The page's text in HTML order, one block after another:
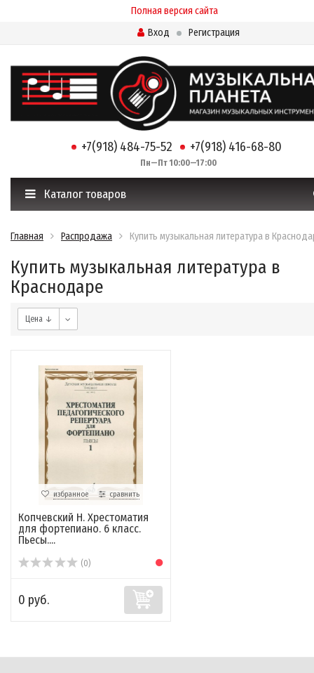
Полная версия сайта
Вход
Регистрация
+7(918) 484-75-52 +7(918) 416-68-80
Пн—Пт 10:00—17:00
Каталог товаров
Главная Распродажа Купить музыкальная литература в
Купить музыкальная литература в
Краснодаре
Цена ↓
избранное сравнить
Копчевский Н. Хрестоматия
для фортепиано. 6 класс.
Пьесы....
(0)
0 руб.